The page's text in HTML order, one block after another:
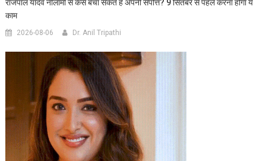
राजपाल यादव नीलामी से कैसे बचा सकते हैं अपनी संपत्ति? 9 सितंबर से पहले करना होगा ये
काम
2026-08-06 Dr. Anil Tripathi